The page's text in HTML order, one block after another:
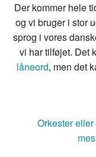
Der kommer hele
og vi bruger i stor
sprog i vores
vi har tilføjet. Det
låneord, men det
Orkester